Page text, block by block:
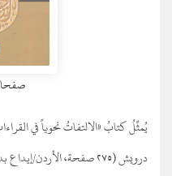
يُمثِّلُ كتابُ «الالتفاتُ نحوياً في